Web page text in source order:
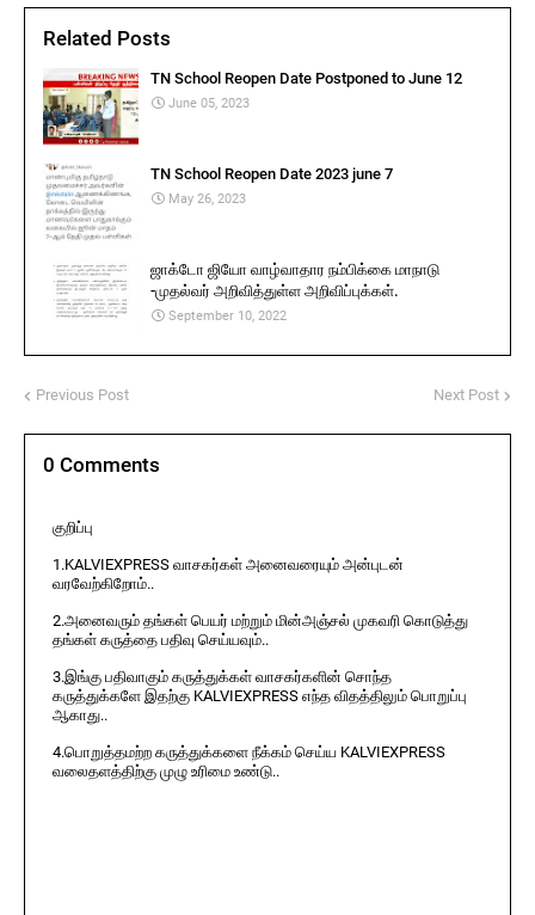
Related Posts
TN School Reopen Date Postponed to June 12
June 05, 2023
TN School Reopen Date 2023 june 7
May 26, 2023
ஜாக்டோ ஜியோ வாழ்வாதார நம்பிக்கை மாநாடு
-முதல்வர் அறிவித்துள்ள அறிவிப்புக்கள்.
September 10, 2022
Previous Post Next Post
0 Comments
குறிப்பு
1.KALVIEXPRESS வாசகர்கள் அனைவரையும் அன்புடன்
வரவேற்கிறோம்..
2.அனைவரும் தங்கள் பெயர் மற்றும் மின்அஞ்சல் முகவரி கொடுத்து
தங்கள் கருத்தை பதிவு செய்யவும்..
3.இங்கு பதிவாகும் கருத்துக்கள் வாசகர்களின் சொந்த
கருத்துக்களே இதற்கு KALVIEXPRESS எந்த விதத்திலும் பொறுப்பு
ஆகாது..
4.பொறுத்தமற்ற கருத்துக்களை நீக்கம் செய்ய KALVIEXPRESS
வலைதளத்திற்கு முழு உரிமை உண்டு..